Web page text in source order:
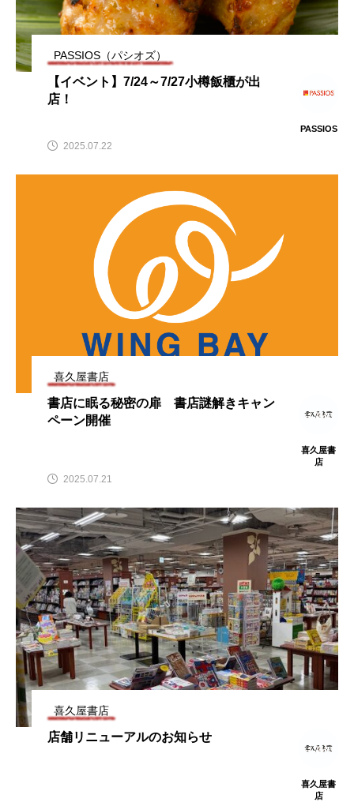
PASSIOS（パシオズ）
【イベント】7/24～7/27小樽飯櫃が出
店！
PASSIOS
2025.07.22
喜久屋書店
書店に眠る秘密の扉 書店謎解きキャン
ペーン開催
喜久屋書
店
2025.07.21
喜久屋書店
店舗リニューアルのお知らせ
喜久屋書
店